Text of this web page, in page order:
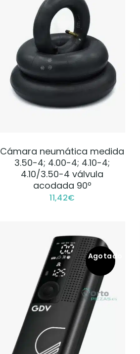
VER PRODUCTO
Cámara neumática medida
3.50-4; 4.00-4; 4.10-4;
4.10/3.50-4 válvula
acodada 90º
11,42€
Agotado